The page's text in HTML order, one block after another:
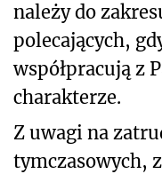
należy do
polecających,
współpracują z
charakterze.
Z uwagi na
tymczasowych,